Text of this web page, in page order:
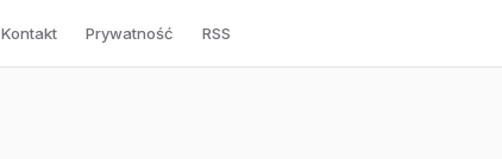
Kontakt Prywatność RSS